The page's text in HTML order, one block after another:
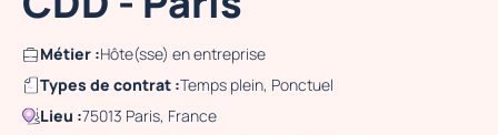
Métier :Hôte(sse) en entreprise
Types de contrat :Temps plein, Ponctuel
Lieu :75013 Paris, France